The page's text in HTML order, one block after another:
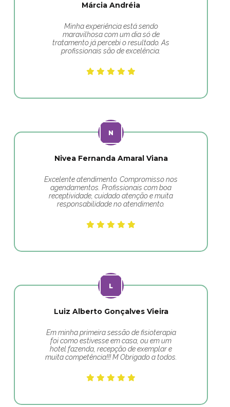
Márcia Andréia
Minha experiência está sendo
maravilhosa com um dia só de
tratamento já percebi o resultado. As
profissionais são de excelência.
Nivea Fernanda Amaral Viana
Excelente atendimento. Compromisso nos
agendamentos. Profissionais com boa
receptividade, cuidado atenção e muita
responsabilidade no atendimento.
Luiz Alberto Gonçalves Vieira
Em minha primeira sessão de fisioterapia
foi como estivesse em casa, ou em um
hotel fazenda, recepção de exemplar e
muita competência!!! M Obrigado a todos.